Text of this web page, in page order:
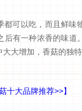
都可以吃，而且鲜
后有一种浓香的味
大增加，香菇的独
菇十大品牌推荐>>】